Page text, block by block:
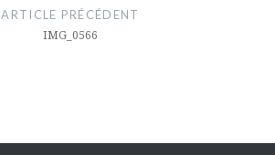
ARTICLE PRÉCÉDENT
IMG_0566